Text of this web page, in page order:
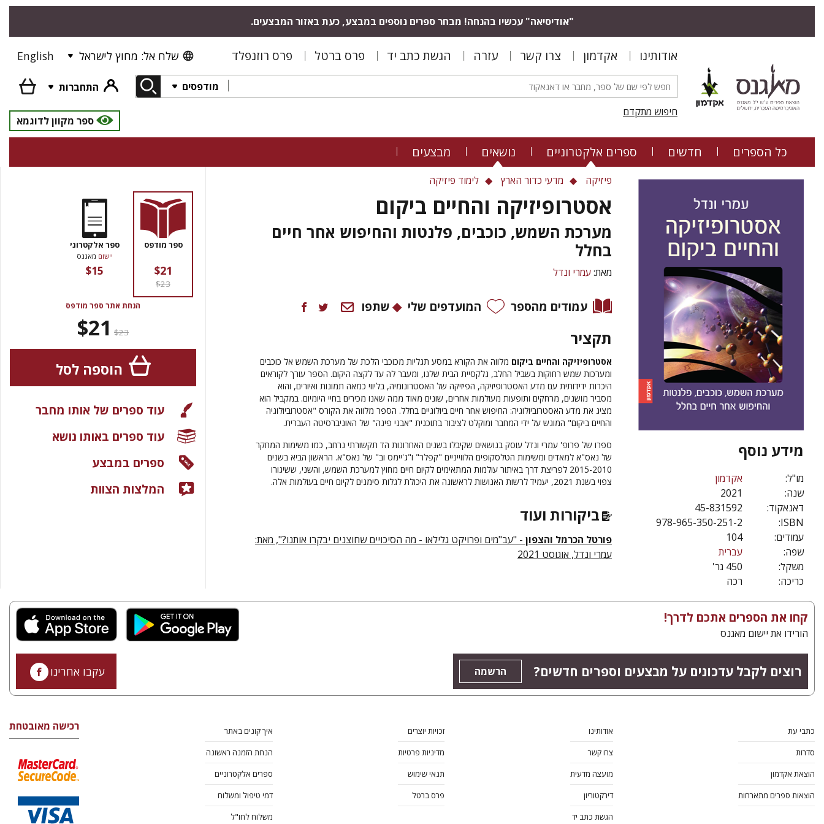
"אודיסיאה" עכשיו בהנחה! מבחר ספרים נוספים במבצע, כעת באזור המבצעים.
אודותינו אקדמון צרו קשר עזרה הגשת כתב יד פרס ברטל פרס רוזנפלד שלח אל: מחוץ לישראל English
מודפסים
התחברות
חיפוש מתקדם
ספר מקוון לדוגמא
כל הספרים חדשים ספרים אלקטרוניים נושאים מבצעים
מידע נוסף
מו"ל:
אקדמון
שנה:
2021
דאנאקוד:
45-831592
ISBN:
978-965-350-251-2
עמודים:
104
שפה:
עברית
משקל:
450 גר'
כריכה:
רכה
פיזיקה מדעי כדור הארץ לימוד פיזיקה
אסטרופיזיקה והחיים ביקום
מערכת השמש, כוכבים, פלנטות והחיפוש אחר חיים
בחלל
מאת:עמרי ונדל
עמודים מהספר המועדפים שלי שתפו
תקציר
אסטרופיזיקה והחיים ביקום מלווה את הקורא במסע תגליות מכוכבי הלכת של מערכת השמש אל כוכבים
ומערכות שמש רחוקות בשביל החלב, גלקסיית הבית שלנו, ומעבר לה עד לקצה היקום. הספר עורך לקוראים
היכרות ידידותית עם מדע האסטרופיזיקה, הפיזיקה של האסטרונומיה, בליווי כמאה תמונות ואיורים, והוא
מסביר מושגים, מרחקים ותופעות מעולמות אחרים, שונים מאוד ממה שאנו מכירים בחיי היומיום. במקביל הוא
מציג את מדע האסטרוביולוגיה: החיפוש אחר חיים ביולוגיים בחלל. הספר מלווה את הקורס "אסטרוביולוגיה
והחיים ביקום" המוגש על ידי המחבר ומוקלט לציבור בתוכנית "אבני פינה" של האוניברסיטה העברית.
ספרו של פרופ' עמרי ונדל עוסק בנושאים שקיבלו בשנים האחרונות הד תקשורתי נרחב, כמו משימות המחקר
של נאס"א למאדים ומשימות הטלסקופים הלווייניים "קפלר" ו"ג'יימס וב" של נאס"א. הראשון הביא בשנים
2015-2010 לפריצת דרך באיתור עולמות המתאימים לקיום חיים מחוץ למערכת השמש, והשני, ששיגורו
צפוי בשנת 2021, יעמיד לרשות האנושות לראשונה את היכולת לגלות סימנים לקיום חיים בעולמות אלה.
ביקורות ועוד
פורטל הכרמל והצפון - "עב"מים ופרויקט גלילאו - מה הסיכויים שחוצנים יבקרו אותנו?", מאת:
עמרי ונדל, אוגוסט 2021
ספר מודפס
$21
$23
ספר אלקטרוני
יישום מאגנס
$15
הנחת אתר ספר מודפס
$23
$21
הוספה לסל
עוד ספרים של אותו מחבר
עוד ספרים באותו נושא
ספרים במבצע
המלצות הצוות
קחו את הספרים אתכם לדרך!
הורידו את יישום מאגנס
רוצים לקבל עדכונים על מבצעים וספרים חדשים? הרשמה עקבו אחרינו
כתבי עת
סדרות
הוצאת אקדמון
הוצאות ספרים מתארחות
אודותינו
צרו קשר
מועצה מדעית
דירקטוריון
הגשת כתב יד
זכויות יוצרים
מדיניות פרטיות
תנאי שימוש
פרס ברטל
איך קונים באתר
הנחת הזמנה ראשונה
ספרים אלקטרוניים
דמי טיפול ומשלוח
משלוח לחו"ל
רכישה מאובטחת